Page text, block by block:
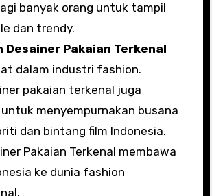
banyak orang untuk tampil
dan trendy.
Desainer Pakaian Terkenal
dalam industri fashion.
pakaian terkenal juga
menyempurnakan busana
dan bintang film Indonesia.
Pakaian Terkenal membawa
ke dunia fashion